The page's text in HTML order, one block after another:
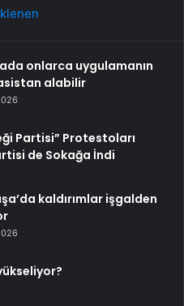
onlarca uygulamanın
alabilir
Partisi” Protestoları
de Sokağa İndi
kaldırımlar işgalden